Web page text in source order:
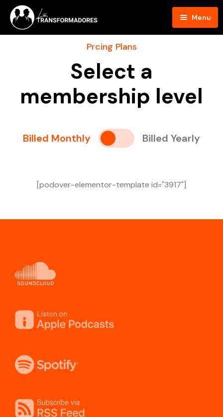
Menu
Podcast
Contacto
Prcing Plans
Select a
membership level
Billed Monthly Billed Yearly
[podover-elementor-template id="3917"]